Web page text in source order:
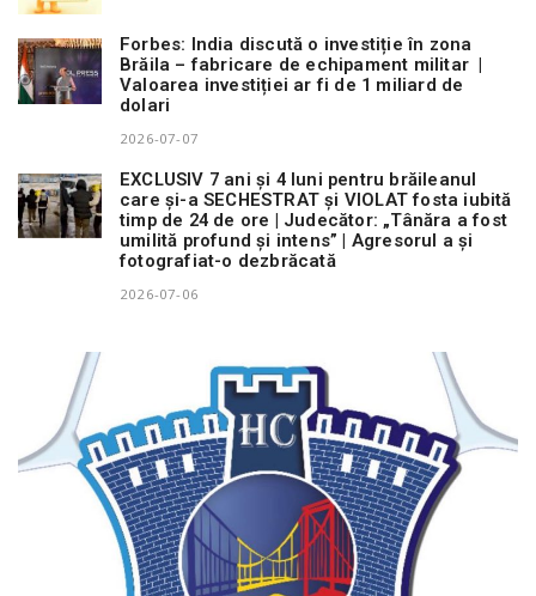
Forbes: India discută o investiție în zona
Brăila – fabricare de echipament militar |
Valoarea investiției ar fi de 1 miliard de
dolari
2026-07-07
EXCLUSIV 7 ani și 4 luni pentru brăileanul
care și-a SECHESTRAT și VIOLAT fosta iubită
timp de 24 de ore | Judecător: „Tânăra a fost
umilită profund și intens” | Agresorul a și
fotografiat-o dezbrăcată
2026-07-06